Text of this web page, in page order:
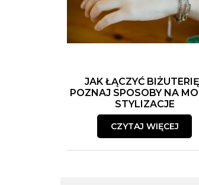
JAK ŁĄCZYĆ
POZNAJ SPOSOBY NA
STYLIZACJE
CZYTAJ WIĘCEJ